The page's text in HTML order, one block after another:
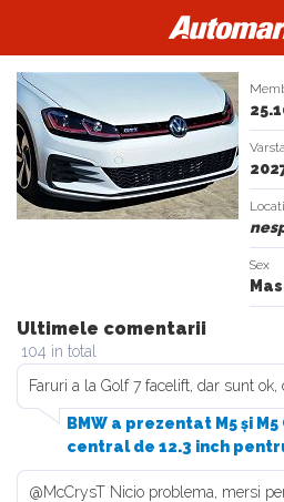
Varsta
Sex
Ultimele comentarii
104 in total
Faruri a la Golf 7 facelift, dar sunt
BMW a prezentat M5 și
central de 12.3 inch
@McCrysT Nicio problema, mersi